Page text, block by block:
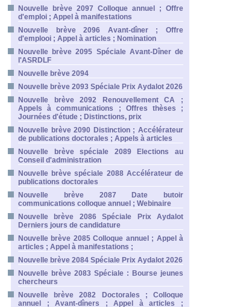
Nouvelle brève 2097 Colloque annuel ; Offre
d'emploi ; Appel à manifestations
Nouvelle brève 2096 Avant-dîner ; Offre
d'emplooi ; Appel à articles ; Nomination
Nouvelle brève 2095 Spéciale Avant-Dîner de
l'ASRDLF
Nouvelle brève 2094
Nouvelle brève 2093 Spéciale Prix Aydalot 2026
Nouvelle brève 2092 Renouvellement CA ;
Appels à communications ; Offres thèses ;
Journées d'étude ; Distinctions, prix
Nouvelle brève 2090 Distinction ; Accélérateur
de publications doctorales ; Appels à articles
Nouvelle brève spéciale 2089 Elections au
Conseil d'administration
Nouvelle brève spéciale 2088 Accélérateur de
publications doctorales
Nouvelle brève 2087 Date butoir
communications colloque annuel ; Webinaire
Nouvelle brève 2086 Spéciale Prix Aydalot
Derniers jours de candidature
Nouvelle brève 2085 Colloque annuel ; Appel à
articles ; Appel à manifestations ;
Nouvelle brève 2084 Spéciale Prix Aydalot 2026
Nouvelle brève 2083 Spéciale : Bourse jeunes
chercheurs
Nouvelle brève 2082 Doctorales ; Colloque
annuel ; Avant-dîners ; Appel à articles ;